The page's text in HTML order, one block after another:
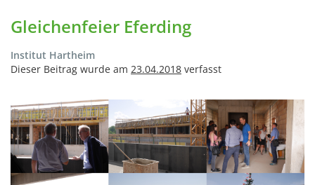
Gleichenfeier Eferding
Institut Hartheim
Dieser Beitrag wurde am 23.04.2018 verfasst